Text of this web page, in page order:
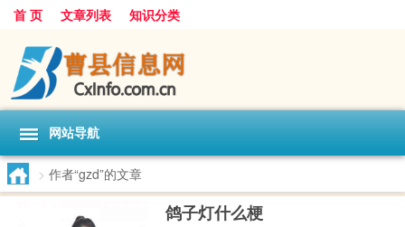
首 页 文章列表 知识分类
网站导航
> 作者“gzd”的文章
鸽子灯什么梗